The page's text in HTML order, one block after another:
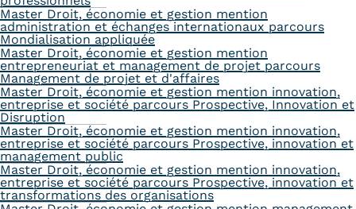
Master Droit, économie et gestion mention
administration et échanges internationaux parcours
Mondialisation appliquée
Master Droit, économie et gestion mention
entrepreneuriat et management de projet parcours
Management de projet et d'affaires
Master Droit, économie et gestion mention innovation,
entreprise et société parcours Prospective, Innovation et
Disruption
Master Droit, économie et gestion mention innovation,
entreprise et société parcours Prospective, innovation et
management public
Master Droit, économie et gestion mention innovation,
entreprise et société parcours Prospective, innovation et
transformations des organisations